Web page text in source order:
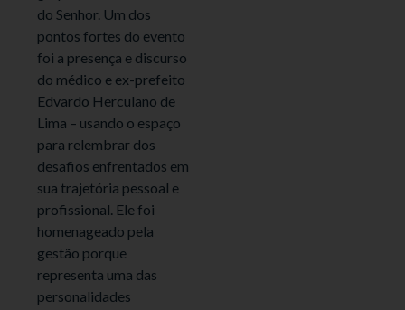
do Senhor. Um dos
pontos fortes do evento
foi a presença e discurso
do médico e ex-prefeito
Edvardo Herculano de
Lima – usando o espaço
para relembrar dos
desafios enfrentados em
sua trajetória pessoal e
profissional. Ele foi
homenageado pela
gestão porque
representa uma das
personalidades